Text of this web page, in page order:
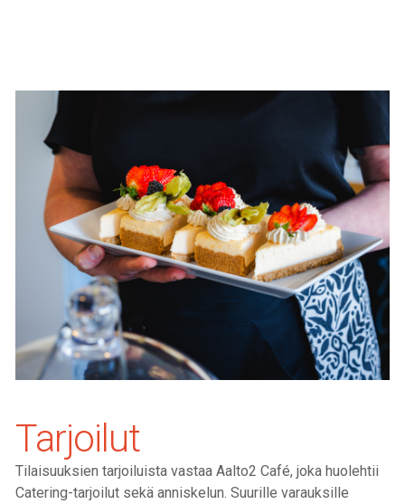
Tarjoilut
Tilaisuuksien tarjoiluista vastaa Aalto2 Café, joka huolehtii
Catering-tarjoilut sekä anniskelun. Suurille varauksille